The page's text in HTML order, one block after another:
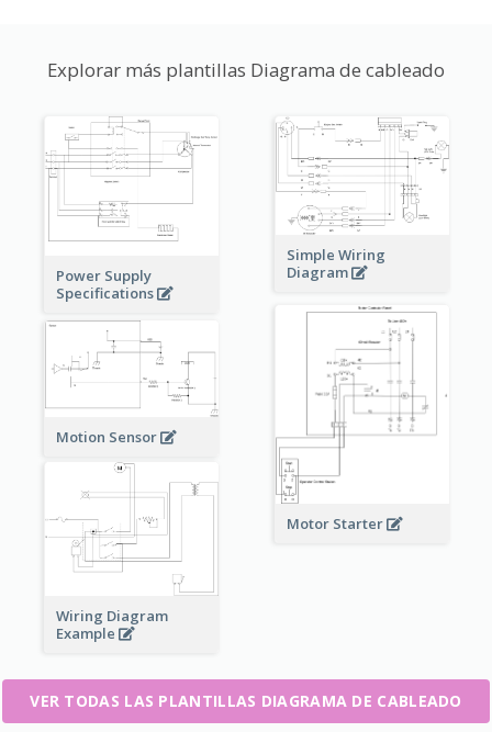
Explorar más plantillas Diagrama de cableado
Power Supply
Specifications
Simple Wiring
Diagram
Motor Starter
Motion Sensor
Wiring Diagram
Example
VER TODAS LAS PLANTILLAS DIAGRAMA DE CABLEADO